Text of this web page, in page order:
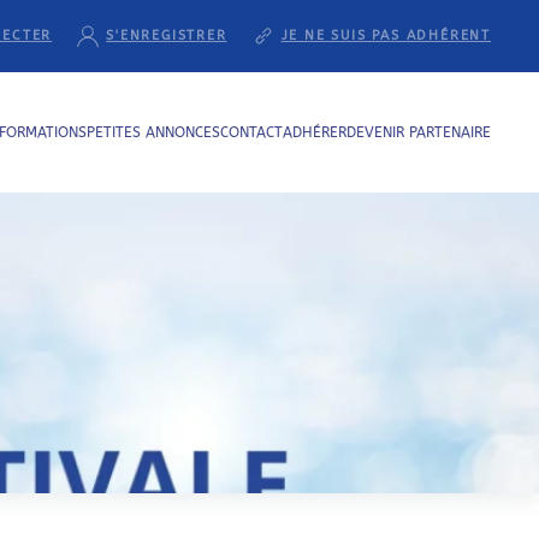
S'ENREGISTRER JE NE SUIS PAS ADHÉRENT
PETITES ANNONCESCONTACTADHÉRERDEVENIR PARTENAIRE